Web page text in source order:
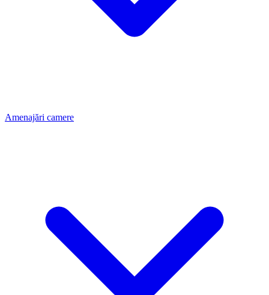
Amenajări camere